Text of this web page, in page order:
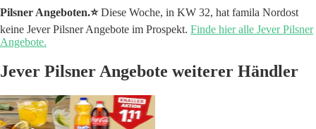
Pilsner Angeboten.⭐️Diese Woche, in KW 32, hat famila Nordost
keine Jever Pilsner Angebote im Prospekt. Finde hier alle Jever Pilsner
Angebote.
Jever Pilsner Angebote weiterer Händler